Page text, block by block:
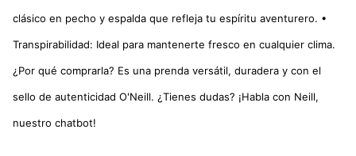
clásico en pecho y espalda que refleja tu espíritu aventurero. •
Transpirabilidad: Ideal para mantenerte fresco en cualquier clima.
¿Por qué comprarla? Es una prenda versátil, duradera y con el
sello de autenticidad O'Neill. ¿Tienes dudas? ¡Habla con Neill,
nuestro chatbot!